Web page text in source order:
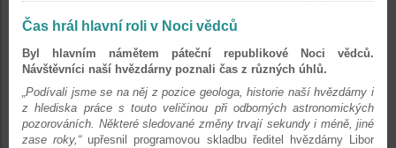
Čas hrál hlavní roli v Noci vědců
Byl hlavním námětem páteční republikové Noci vědců.
Návštěvníci naší hvězdárny poznali čas z různých úhlů.
„Podívali jsme se na něj z pozice geologa, historie naší hvězdárny i
z hlediska práce s touto veličinou při odborných astronomických
pozorováních. Některé sledované změny trvají sekundy i méně, jiné
zase roky,“upřesnil programovou skladbu ředitel hvězdárny Libor